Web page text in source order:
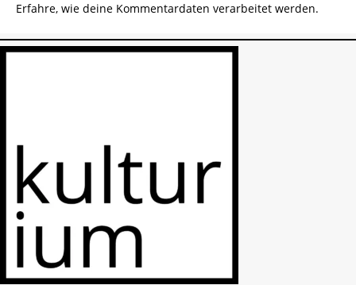
Erfahre, wie deine Kommentardaten verarbeitet werden.